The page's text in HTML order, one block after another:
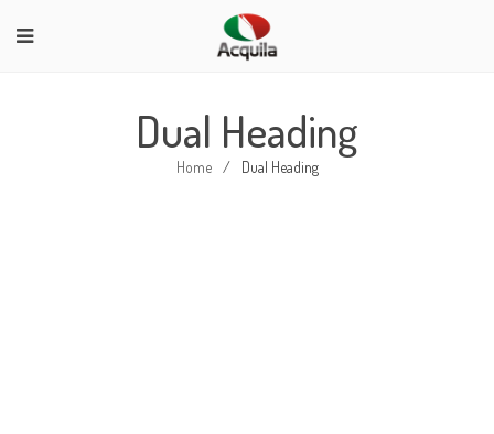
Dual Heading
Home / Dual Heading